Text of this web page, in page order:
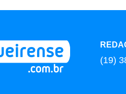
(19)